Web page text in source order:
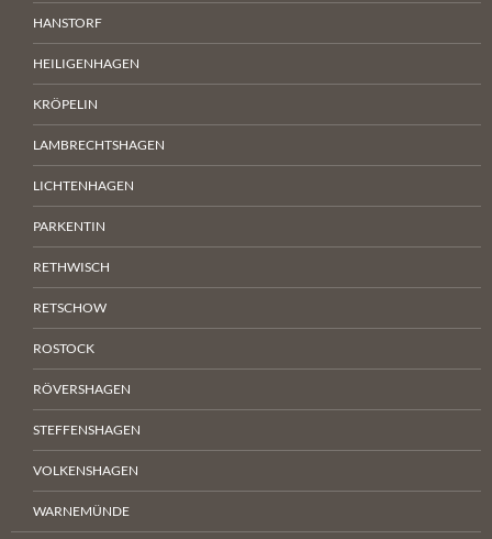
HANSTORF
HEILIGENHAGEN
KRÖPELIN
LAMBRECHTSHAGEN
LICHTENHAGEN
PARKENTIN
RETHWISCH
RETSCHOW
ROSTOCK
RÖVERSHAGEN
STEFFENSHAGEN
VOLKENSHAGEN
WARNEMÜNDE